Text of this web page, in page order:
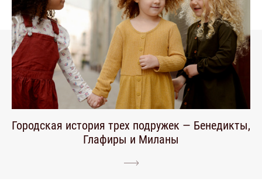
Городская история трех подружек — Бенедикты,
Глафиры и Миланы